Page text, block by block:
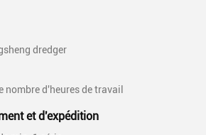
dredger
nombre d'heures de travail
et d'expédition